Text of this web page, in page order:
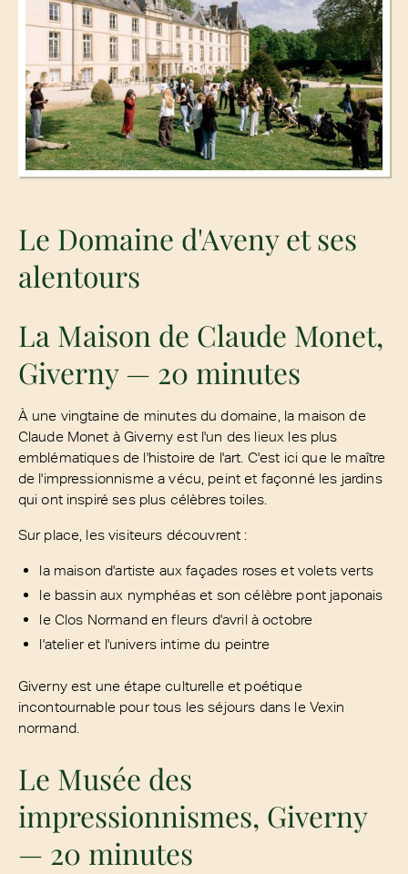
Le Domaine d'Aveny et ses
alentours
La Maison de Claude Monet,
Giverny — 20 minutes
À une vingtaine de minutes du domaine, la maison de
Claude Monet à Giverny est l'un des lieux les plus
emblématiques de l'histoire de l'art. C'est ici que le maître
de l'impressionnisme a vécu, peint et façonné les jardins
qui ont inspiré ses plus célèbres toiles.
Sur place, les visiteurs découvrent :
la maison d'artiste aux façades roses et volets verts
le bassin aux nymphéas et son célèbre pont japonais
le Clos Normand en fleurs d'avril à octobre
l'atelier et l'univers intime du peintre
Giverny est une étape culturelle et poétique
incontournable pour tous les séjours dans le Vexin
normand.
Le Musée des
impressionnismes, Giverny
— 20 minutes